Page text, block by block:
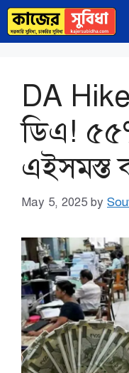
Skip
content
DA
ডিএ!
এইসমস্ত
May 5, 2025 by